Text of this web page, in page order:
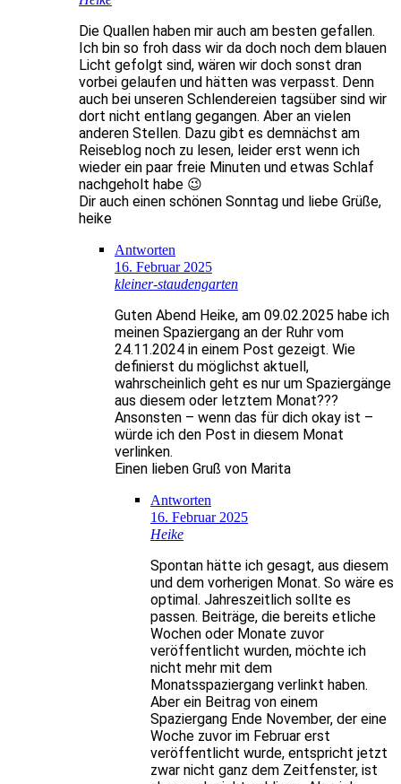
Die Quallen haben mir auch am besten gefallen.
Ich bin so froh dass wir da doch noch dem blauen
Licht gefolgt sind, wären wir doch sonst dran
vorbei gelaufen und hätten was verpasst. Denn
auch bei unseren Schlendereien tagsüber sind wir
dort nicht entlang gegangen. Aber an vielen
anderen Stellen. Dazu gibt es demnächst am
Reiseblog noch zu lesen, leider erst wenn ich
wieder ein paar freie Minuten und etwas Schlaf
nachgeholt habe 😉
Dir auch einen schönen Sonntag und liebe Grüße,
heike
Antworten
16. Februar 2025
kleiner-staudengarten
Guten Abend Heike, am 09.02.2025 habe ich
meinen Spaziergang an der Ruhr vom
24.11.2024 in einem Post gezeigt. Wie
definierst du möglichst aktuell,
wahrscheinlich geht es nur um Spaziergänge
aus diesem oder letztem Monat???
Ansonsten – wenn das für dich okay ist –
würde ich den Post in diesem Monat
verlinken.
Einen lieben Gruß von Marita
Antworten
16. Februar 2025
Heike
Spontan hätte ich gesagt, aus diesem
und dem vorherigen Monat. So wäre es
optimal. Jahreszeitlich sollte es
passen. Beiträge, die bereits etliche
Wochen oder Monate zuvor
veröffentlicht wurden, möchte ich
nicht mehr mit dem
Monatsspaziergang verlinkt haben.
Aber ein Beitrag von einem
Spaziergang Ende November, der eine
Woche zuvor im Februar erst
veröffentlicht wurde, entspricht jetzt
zwar nicht ganz dem Zeitfenster, ist